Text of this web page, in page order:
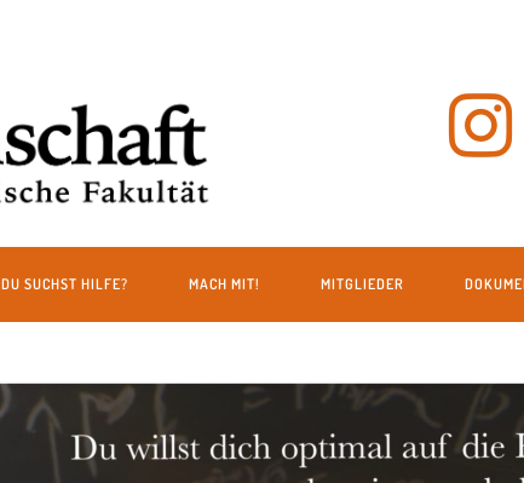
DU SUCHST HILFE? MACH MIT! MITGLIEDER